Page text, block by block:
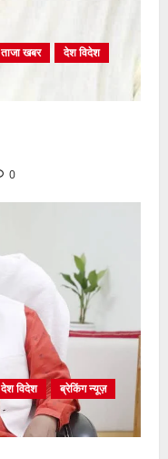
ताजा खबर
देश विदेश
0
देश विदेश
ब्रेकिंग न्यूज़